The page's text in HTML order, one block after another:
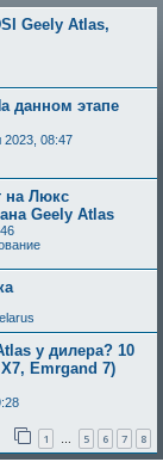
Geely Atlas,
данном этапе
2023, 08:47
на Люкс
Geely Atlas
у дилера? 10
Emrgand 7)
1 … 5 6 7 8